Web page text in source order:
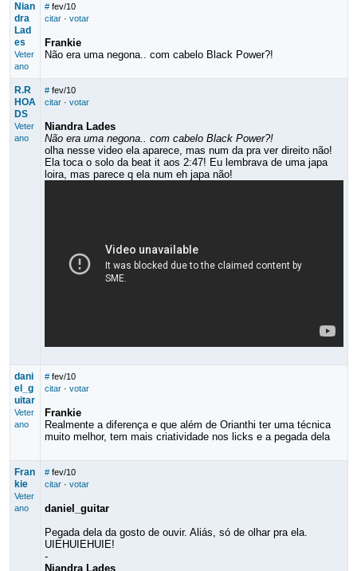
Nian
dra
Lad
es
Veter
ano
# fev/10
citar· votar
Frankie
Não era uma negona.. com cabelo Black Power?!
R.R
HOA
DS
Veter
ano
# fev/10
citar· votar
Niandra Lades
Não era uma negona.. com cabelo Black Power?!
olha nesse video ela aparece, mas num da pra ver direito não!
Ela toca o solo da beat it aos 2:47! Eu lembrava de uma japa
loira, mas parece q ela num eh japa não!
dani
el_g
uitar
Veter
ano
# fev/10
citar· votar
Frankie
Realmente a diferença e que além de Orianthi ter uma técnica
muito melhor, tem mais criatividade nos licks e a pegada dela
Fran
kie
Veter
ano
# fev/10
citar· votar
daniel_guitar
Pegada dela da gosto de ouvir. Aliás, só de olhar pra ela.
UIEHUIEHUIE!
-
Niandra Lades